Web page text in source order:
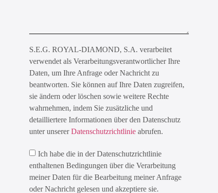
S.E.G. ROYAL-DIAMOND, S.A. verarbeitet
verwendet als Verarbeitungsverantwortlicher Ihre
Daten, um Ihre Anfrage oder Nachricht zu
beantworten. Sie können auf Ihre Daten zugreifen,
sie ändern oder löschen sowie weitere Rechte
wahrnehmen, indem Sie zusätzliche und
detailliertere Informationen über den Datenschutz
unter unsererDatenschutzrichtlinie abrufen.
Ich habe die in der Datenschutzrichtlinie
enthaltenen Bedingungen über die Verarbeitung
meiner Daten für die Bearbeitung meiner Anfrage
oder Nachricht gelesen und akzeptiere sie.